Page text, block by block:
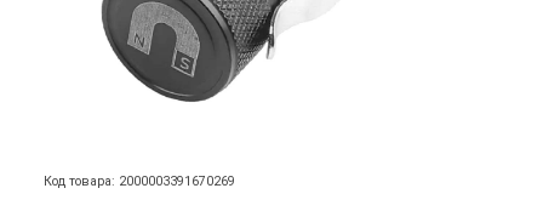
Код товара: 2000003391670269